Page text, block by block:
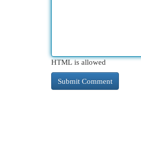
HTML is allowed